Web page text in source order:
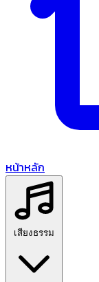
หน้าหลัก
เสียงธรรม